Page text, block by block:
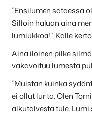
”Ensilumen sataessa
Silloin haluan aina
lumiukkoa!”, Kalle
Aina iloinen pilke
vakavoituu lumesta
”Muistan kuinka
ei ollut lunta. Olen
alkutalvesta tule.